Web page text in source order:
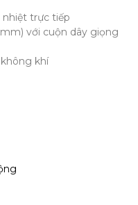
nhiệt trực tiếp
với cuộn dây giọng
khí